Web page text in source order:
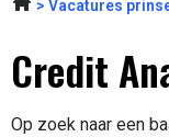
Vacatures
Credit
Op zoek naar een